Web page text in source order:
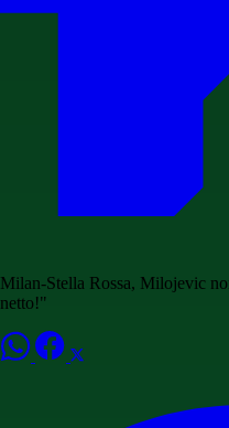
Milan-Stella Rossa, Milojevic
netto!"